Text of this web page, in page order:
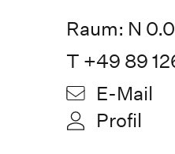
Raum: N
T +49 89
E-Mail
Profil